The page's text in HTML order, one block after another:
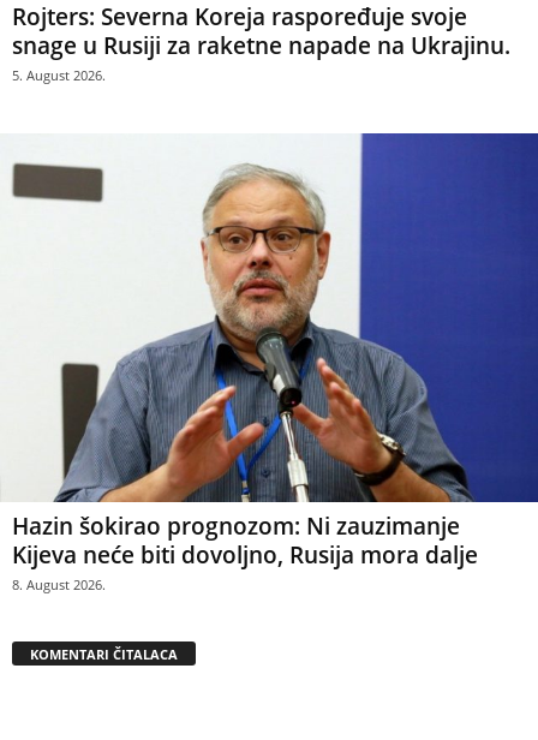
Rojters: Severna Koreja raspoređuje svoje
snage u Rusiji za raketne napade na Ukrajinu.
5. August 2026.
Hazin šokirao prognozom: Ni zauzimanje
Kijeva neće biti dovoljno, Rusija mora dalje
8. August 2026.
KOMENTARI ČITALACA